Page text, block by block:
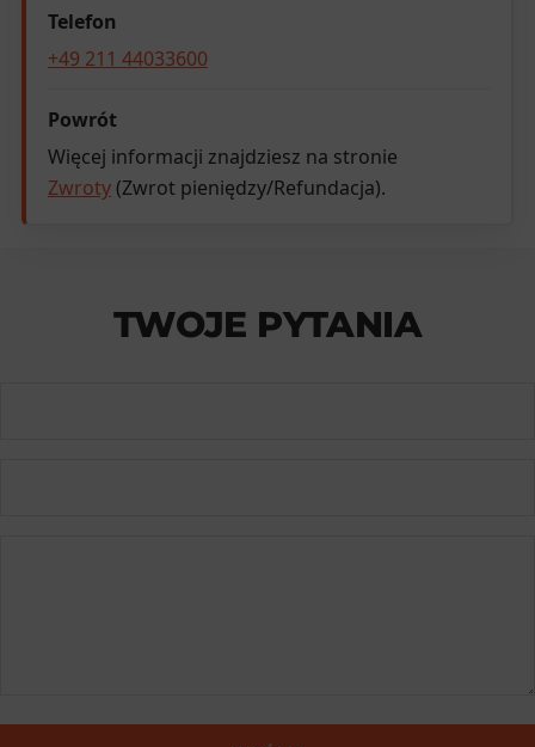
Telefon
+49 211 44033600
Powrót
Więcej informacji znajdziesz na stronie
Zwroty (Zwrot pieniędzy/Refundacja).
TWOJE PYTANIA